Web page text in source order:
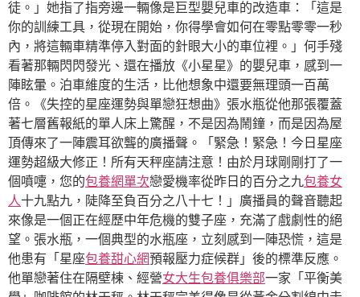
徒。」她指了指旁邊一輛像是巨型嬰兒車的改造車：「這是
你的訓練工具，從現在開始，你得學會如何在零點零零一秒
內，將這輛車精準停入對面的針眼大小的車位裡。」何手殘
看著那輛閃閃發光、還在播放《小星星》的嬰兒車，感到一
陣眩暈。泊車維度的生活，比他想象中還要無理頭一百萬
倍。《失控的星座運勢與單戀狂想曲》張水瓶從他那張覆蓋
著七層舊報紙的單人床上驚醒，不是因為鬧鐘，而是因為屋
頂傳來了一陣震耳欲聾的廣播聲。「緊急！緊急！今日星座
運勢超級大修正！所有天秤座請注意！由於月球剛剛打了一
個噴嚏，您的包養網單次戀愛機率從昨日的百分之九包養女
人十九點九，陡降至負百分之八十七！」廣播員的聲音聽起
來像是一個正在經歷中年危機的雙子座，充滿了戲劇性的絕
望。張水瓶，一個典型的水瓶座，立刻感到一陣恐慌，這是
他患有「星座包養甜心網預報壓力症候群」後的標準反應。
他單戀著住在隔壁棟、經營女大生包養俱樂部一家「平衡美